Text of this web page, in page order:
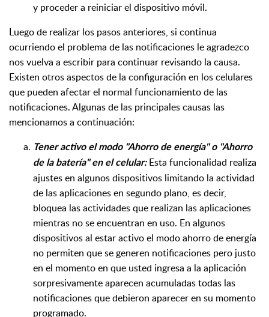
y proceder a reiniciar el dispositivo móvil.
Luego de realizar los pasos anteriores, si continua
ocurriendo el problema de las notificaciones le agradezco
nos vuelva a escribir para continuar revisando la causa.
Existen otros aspectos de la configuración en los celulares
que pueden afectar el normal funcionamiento de las
notificaciones. Algunas de las principales causas las
mencionamos a continuación:
Tener activo el modo "Ahorro de energía" o "Ahorro
de la batería" en el celular:Esta funcionalidad realiza
ajustes en algunos dispositivos limitando la actividad
de las aplicaciones en segundo plano, es decir,
bloquea las actividades que realizan las aplicaciones
mientras no se encuentran en uso. En algunos
dispositivos al estar activo el modo ahorro de energía
no permiten que se generen notificaciones pero justo
en el momento en que usted ingresa a la aplicación
sorpresivamente aparecen acumuladas todas las
notificaciones que debieron aparecer en su momento
programado.